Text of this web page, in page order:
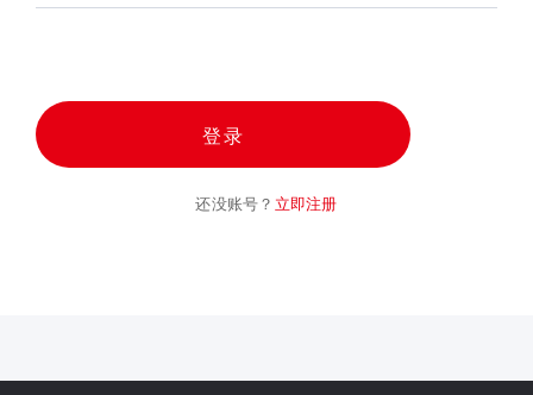
登录
还没账号？ 立即注册